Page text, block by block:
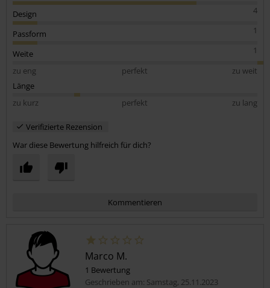
4
Design
1
Passform
1
Weite
zu eng
perfekt
zu weit
Länge
zu kurz
perfekt zu lang
Verifizierte Rezension
War diese Bewertung hilfreich für dich?
Kommentieren
Marco M.
1 Bewertung
Geschrieben am: Samstag, 25.11.2023